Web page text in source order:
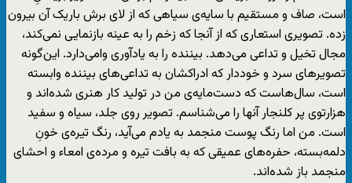
است، صاف و مستقیم با سایه‌ی سیاهی که از لای برش باریک آن بیرون
زده. تصویری استعاری که از آنجا که زخم را به عینه بازنمایی نمی‌کند،
مجال تخیل و تداعی می‌دهد. بیننده را به یادآوری وامی‌دارد. این‌گونه
تصویرهای سرد و خوددار که ادراکشان به تداعی‌های بیننده وابسته
است، سال‌هاست که دست‌مایه‌ی من در تولید کار هنری شده‌اند و
هزارتوی پر کلنجار آنها را می‌شناسم. تصویر روی جلد، سیاه و سفید
است. من اما رنگ پوست منجمد به یادم می‌آید، رنگ تیره‌ی خونِ
دلمه‌بسته، حفره‌های عمیقی که به بافت تیره و مرده‌ی امعاء و احشای
منجمد باز شده‌اند.